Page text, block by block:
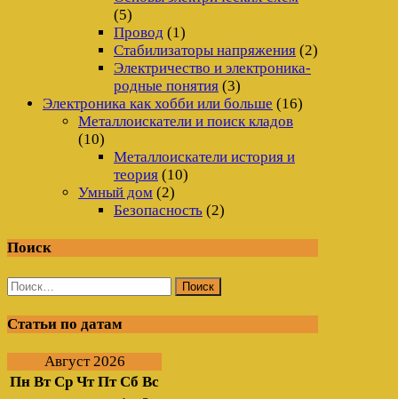
(5)
Провод (1)
Стабилизаторы напряжения (2)
Электричество и электроника-
родные понятия (3)
Электроника как хобби или больше (16)
Металлоискатели и поиск кладов
(10)
Металлоискатели история и
теория (10)
Умный дом (2)
Безопасность (2)
Поиск
Найти:
Статьи по датам
Август 2026
Пн Вт Ср Чт Пт Сб Вс